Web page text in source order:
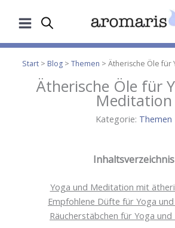
Inhalt
Start > Blog > Themen > Ätherische Öle für
Ätherische Öle für
Meditation
Kategorie: Themen
Inhaltsverzeichnis
Yoga und Meditation mit
Empfohlene Düfte für Yoga
Räucherstäbchen für Yoga